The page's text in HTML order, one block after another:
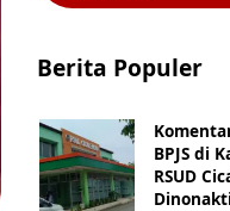
Berita Populer
BPJS di
RSUD